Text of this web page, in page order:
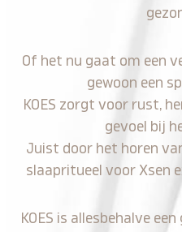
Of het nu gaat om een
gewoon een
KOES zorgt voor rust,
gevoel bij
Juist door het horen
slaapritueel voor Xsen
KOES is allesbehalve